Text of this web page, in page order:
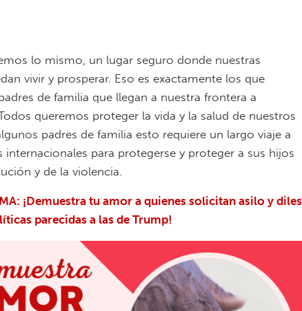
lo mismo, un lugar seguro donde nuestras
vivir y prosperar. Eso es exactamente los que
de familia que llegan a nuestra frontera a
queremos proteger la vida y la salud de nuestros
padres de familia esto requiere un largo viaje a
internacionales para protegerse y proteger a sus hijos
y de la violencia.
¡Demuestra tu amor a quienes solicitan asilo y diles
parecidas a las de Trump!